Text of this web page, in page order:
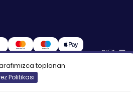
toplanan
Politikası